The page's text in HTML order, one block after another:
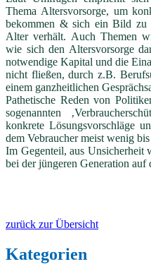
Thema Altersvorsorge, um
bekommen & sich ein Bild zu
Alter verhält. Auch Themen
wie sich den Altersvorsorge
notwendige Kapital und die
nicht fließen, durch z.B.
einem ganzheitlichen
Pathetische Reden von
sogenannten
konkrete Lösungsvorschläge
dem Vebraucher meist wenig
Im Gegenteil, aus Unsicherheit
bei der jüngeren Generation auf
zurück zur Übersicht
Kategorien